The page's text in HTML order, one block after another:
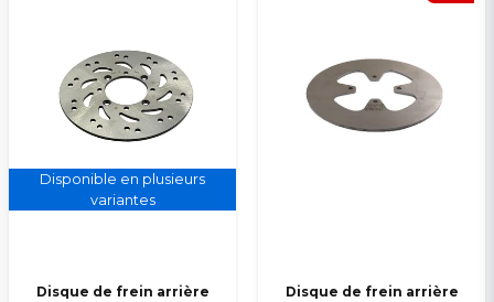
Disponible en plusieurs
variantes
Disque de frein arrière
Disque de frein arrière